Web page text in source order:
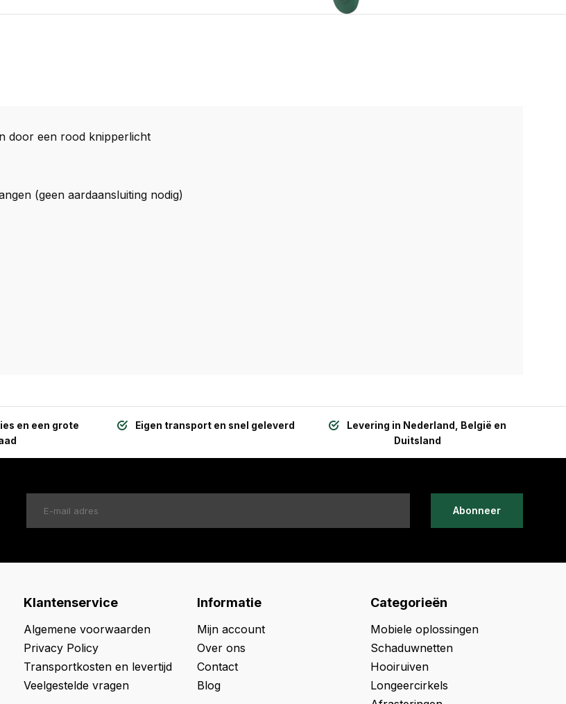
door een rood knipperlicht
(geen aardaansluiting nodig)
en een grote
Eigen transport en snel geleverd
Levering in Nederland, België en
Duitsland
Abonneer
Klantenservice
Algemene voorwaarden
Privacy Policy
Transportkosten en levertijd
Veelgestelde vragen
Informatie
Mijn account
Over ons
Contact
Blog
Categorieën
Mobiele oplossingen
Schaduwnetten
Hooiruiven
Longeercirkels